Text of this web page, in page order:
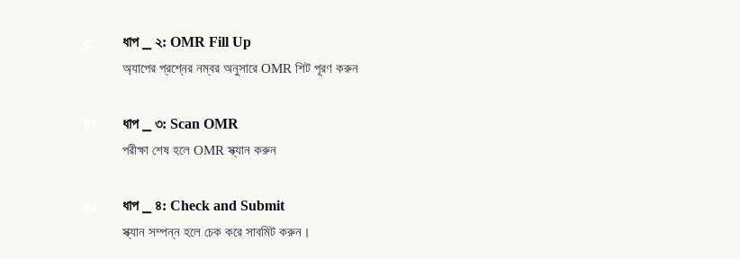
ধাপ ⎯ ২: OMR Fill Up
অ্যাপের প্রশ্নের নম্বর অনুসারে OMR শিট পূরণ করুন
ধাপ ⎯ ৩: Scan OMR
পরীক্ষা শেষ হলে OMR স্ক্যান করুন
ধাপ ⎯ ৪: Check and Submit
স্ক্যান সম্পন্ন হলে চেক করে সাবমিট করুন।